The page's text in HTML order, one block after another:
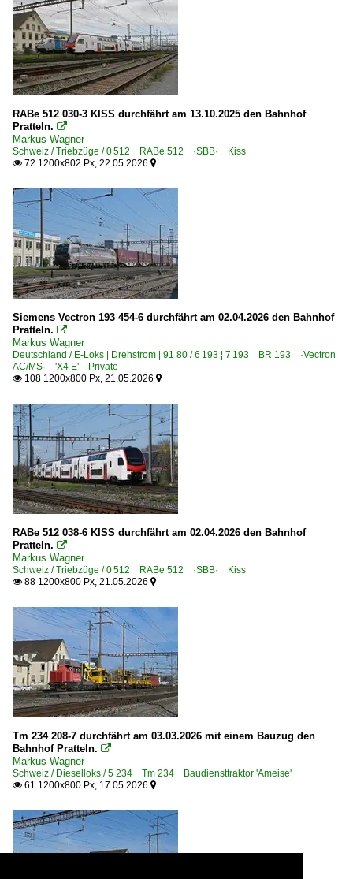
RABe 512 030-3 KISS durchfährt am 13.10.2025 den Bahnhof
Pratteln. 
Markus Wagner
Schweiz / Triebzüge / 0 512 RABe 512 ·SBB· Kiss
 72 1200x802 Px, 22.05.2026 
Siemens Vectron 193 454-6 durchfährt am 02.04.2026 den Bahnhof
Pratteln. 
Markus Wagner
Deutschland / E-Loks | Drehstrom | 91 80 / 6 193 ¦ 7 193 BR 193 ·Vectron
AC/MS· 'X4 E' Private
 108 1200x800 Px, 21.05.2026 
RABe 512 038-6 KISS durchfährt am 02.04.2026 den Bahnhof
Pratteln. 
Markus Wagner
Schweiz / Triebzüge / 0 512 RABe 512 ·SBB· Kiss
 88 1200x800 Px, 21.05.2026 
Tm 234 208-7 durchfährt am 03.03.2026 mit einem Bauzug den
Bahnhof Pratteln. 
Markus Wagner
Schweiz / Dieselloks / 5 234 Tm 234 Baudiensttraktor 'Ameise'
 61 1200x800 Px, 17.05.2026 